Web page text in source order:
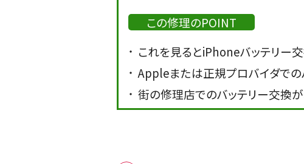
この修理のPOINT
これを見るとiPhoneバッテリー
Appleまたは正規プロバイダでの
街の修理店でのバッテリー交換が